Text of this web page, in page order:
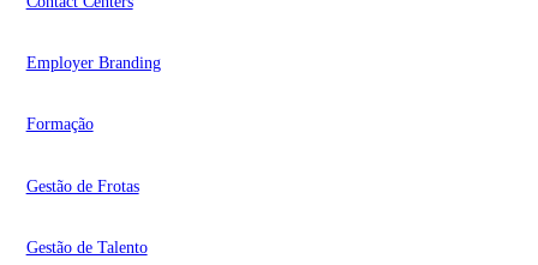
Employer Branding
Formação
Gestão de Frotas
Gestão de Talento